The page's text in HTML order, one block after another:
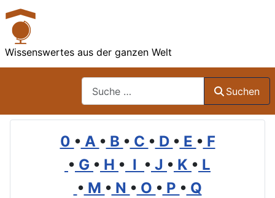
Wissenswertes aus der ganzen Welt
Suchen
0 • A • B • C • D • E • F
• G • H • I • J • K • L
• M • N • O • P • Q